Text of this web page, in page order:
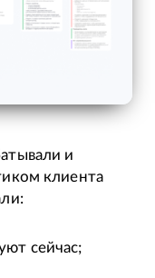
и
клиента
сейчас;